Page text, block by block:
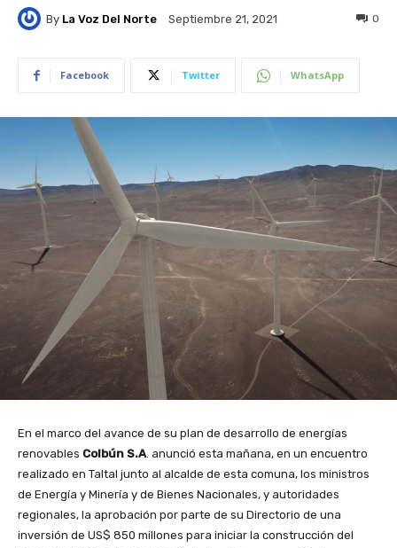
By La Voz Del Norte Septiembre 21, 2021 0
Facebook Twitter WhatsApp
En el marco del avance de su plan de desarrollo de energías
renovables Colbún S.A. anunció esta mañana, en un encuentro
realizado en Taltal junto al alcalde de esta comuna, los ministros
de Energía y Minería y de Bienes Nacionales, y autoridades
regionales, la aprobación por parte de su Directorio de una
inversión de US$ 850 millones para iniciar la construcción del